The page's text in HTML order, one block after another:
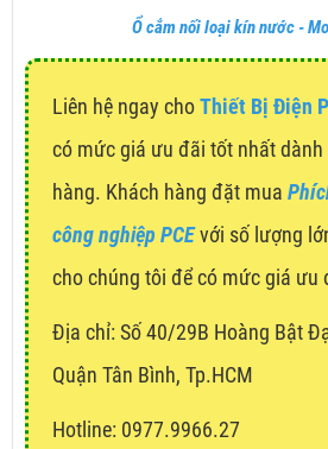
Ổ cắm nối loại kín nước -
Liên hệ ngay choThiết Bị Điện
có mức giá ưu đãi tốt nhất dành
hàng. Khách hàng đặt mua
công nghiệp PCEvới số lượng
cho chúng tôi để có mức giá ưu
Địa chỉ: Số 40/29B Hoàng Bật
Quận Tân Bình, Tp.HCM
Hotline: 0977.9966.27